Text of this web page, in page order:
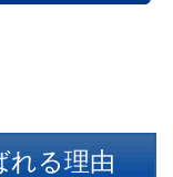
れる理由